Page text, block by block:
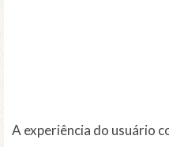
A experiência do usuário